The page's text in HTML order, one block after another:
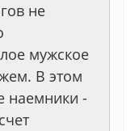
не
мужское
В этом
наемники -